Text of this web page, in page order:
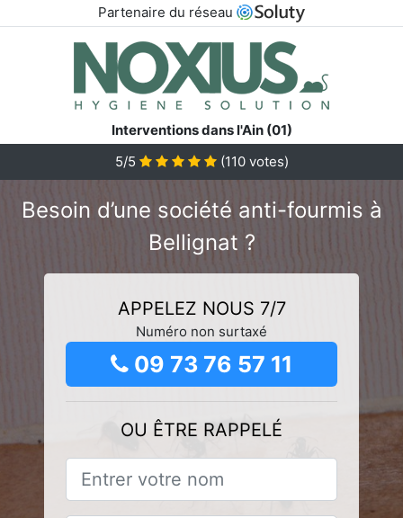
Partenaire du réseau
Interventions dans l'Ain (01)
5/5
(110votes)
Besoin d’une société anti-fourmis à
Bellignat ?
APPELEZ NOUS 7/7
Numéro non surtaxé
09 73 76 57 11
OU ÊTRE RAPPELÉ